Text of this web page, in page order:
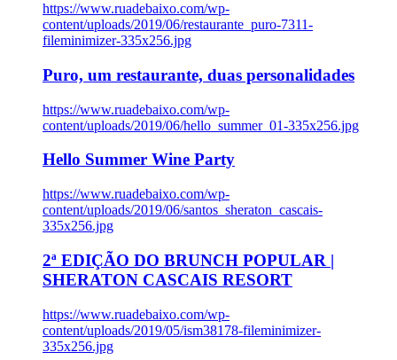
https://www.ruadebaixo.com/wp-
content/uploads/2019/06/restaurante_puro-7311-
fileminimizer-335x256.jpg
Puro, um restaurante, duas personalidades
https://www.ruadebaixo.com/wp-
content/uploads/2019/06/hello_summer_01-335x256.jpg
Hello Summer Wine Party
https://www.ruadebaixo.com/wp-
content/uploads/2019/06/santos_sheraton_cascais-
335x256.jpg
2ª EDIÇÃO DO BRUNCH POPULAR |
SHERATON CASCAIS RESORT
https://www.ruadebaixo.com/wp-
content/uploads/2019/05/ism38178-fileminimizer-
335x256.jpg